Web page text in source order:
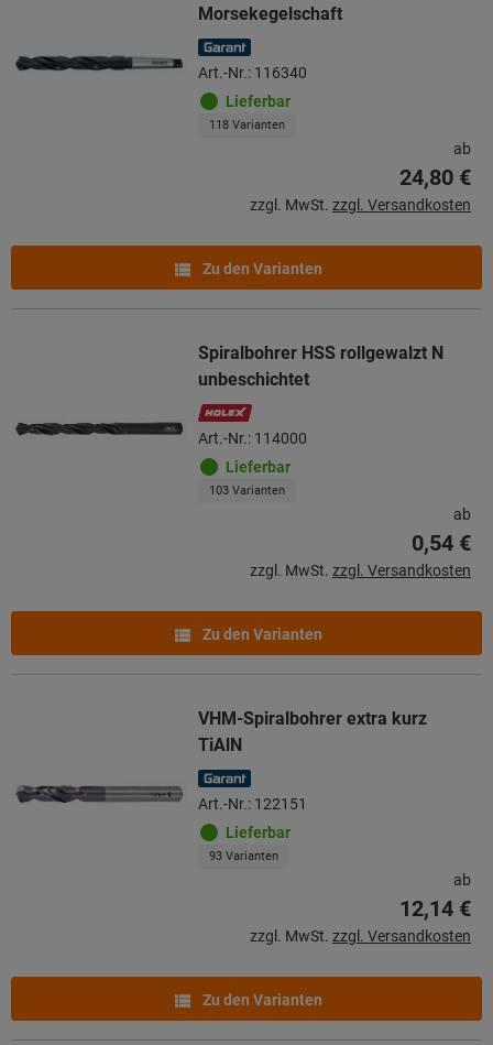
Morsekegelschaft
Art.-Nr.: 116340
Lieferbar
118 Varianten
ab
24,80 €
zzgl. MwSt. zzgl. Versandkosten
Zu den Varianten
Spiralbohrer HSS rollgewalzt N
unbeschichtet
Art.-Nr.: 114000
Lieferbar
103 Varianten
ab
0,54 €
zzgl. MwSt. zzgl. Versandkosten
Zu den Varianten
VHM-Spiralbohrer extra kurz
TiAlN
Art.-Nr.: 122151
Lieferbar
93 Varianten
ab
12,14 €
zzgl. MwSt. zzgl. Versandkosten
Zu den Varianten